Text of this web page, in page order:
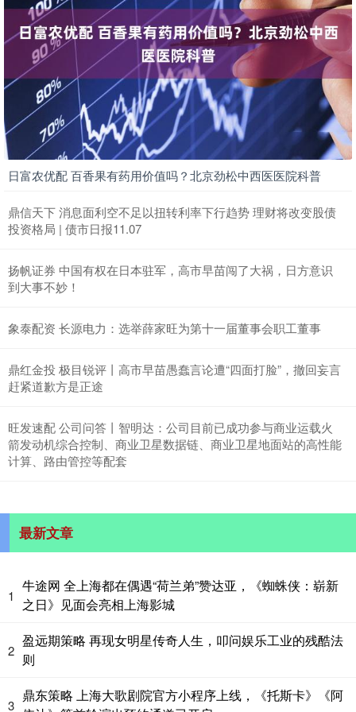
日富农优配 百香果有药用价值吗？北京劲松中西医医院科普
鼎信天下 消息面利空不足以扭转利率下行趋势 理财将改变股债
投资格局 | 债市日报11.07
扬帆证券 中国有权在日本驻军，高市早苗闯了大祸，日方意识
到大事不妙！
象泰配资 长源电力：选举薛家旺为第十一届董事会职工董事
鼎红金投 极目锐评丨高市早苗愚蠢言论遭“四面打脸”，撤回妄言
赶紧道歉方是正途
旺发速配 公司问答丨智明达：公司目前已成功参与商业运载火
箭发动机综合控制、商业卫星数据链、商业卫星地面站的高性能
计算、路由管控等配套
最新文章
1
牛途网 全上海都在偶遇“荷兰弟”赞达亚，《蜘蛛侠：崭新
之日》见面会亮相上海影城
2
盈远期策略 再现女明星传奇人生，叩问娱乐工业的残酷法
则
3
鼎东策略 上海大歌剧院官方小程序上线，《托斯卡》《阿